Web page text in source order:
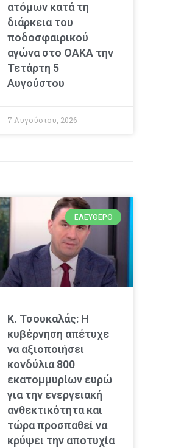
ατόμων κατά τη
διάρκεια του
ποδοσφαιρικού
αγώνα στο ΟΑΚΑ την
Τετάρτη 5
Αυγούστου
7 Αυγούστου, 2026
ΕΛΕΎΘΕΡΟ
Κ. Τσουκαλάς: Η
κυβέρνηση απέτυχε
να αξιοποιήσει
κονδύλια 800
εκατομμυρίων ευρώ
για την ενεργειακή
ανθεκτικότητα και
τώρα προσπαθεί να
κρύψει την αποτυχία